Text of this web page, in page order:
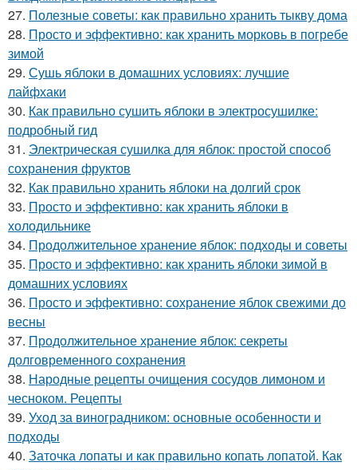
27. Полезные советы: как правильно хранить тыкву дома
28. Просто и эффективно: как хранить морковь в погребе
зимой
29. Сушь яблоки в домашних условиях: лучшие
лайфхаки
30. Как правильно сушить яблоки в электросушилке:
подробный гид
31. Электрическая сушилка для яблок: простой способ
сохранения фруктов
32. Как правильно хранить яблоки на долгий срок
33. Просто и эффективно: как хранить яблоки в
холодильнике
34. Продолжительное хранение яблок: подходы и советы
35. Просто и эффективно: как хранить яблоки зимой в
домашних условиях
36. Просто и эффективно: сохранение яблок свежими до
весны
37. Продолжительное хранение яблок: секреты
долговременного сохранения
38. Народные рецепты очищения сосудов лимоном и
чесноком. Рецепты
39. Уход за виноградником: основные особенности и
подходы
40. Заточка лопаты и как правильно копать лопатой. Как